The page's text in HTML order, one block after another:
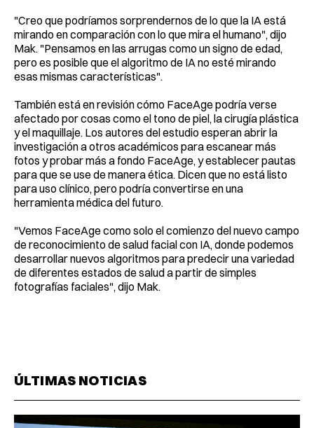
"Creo que podríamos sorprendernos de lo que la IA está
mirando en comparación con lo que mira el humano", dijo
Mak. "Pensamos en las arrugas como un signo de edad,
pero es posible que el algoritmo de IA no esté mirando
esas mismas características".
También está en revisión cómo FaceAge podría verse
afectado por cosas como el tono de piel, la cirugía plástica
y el maquillaje. Los autores del estudio esperan abrir la
investigación a otros académicos para escanear más
fotos y probar más a fondo FaceAge, y establecer pautas
para que se use de manera ética. Dicen que no está listo
para uso clínico, pero podría convertirse en una
herramienta médica del futuro.
"Vemos FaceAge como solo el comienzo del nuevo campo
de reconocimiento de salud facial con IA, donde podemos
desarrollar nuevos algoritmos para predecir una variedad
de diferentes estados de salud a partir de simples
fotografías faciales", dijo Mak.
ÚLTIMAS NOTICIAS